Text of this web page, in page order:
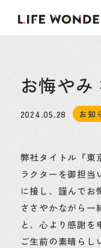
お悔や
2024.05.28 お知
弊社タイトル『東
ラクターを御担当
に接し、謹んでお
ささやかながら一
と、心より感謝を
ご生前の素晴らし